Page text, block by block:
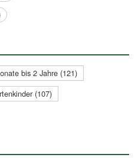
bis 2 Jahre (121)
(107)